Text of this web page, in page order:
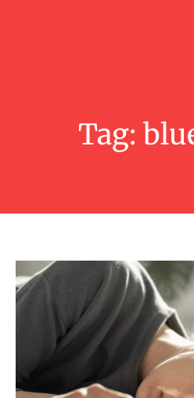
Tag: